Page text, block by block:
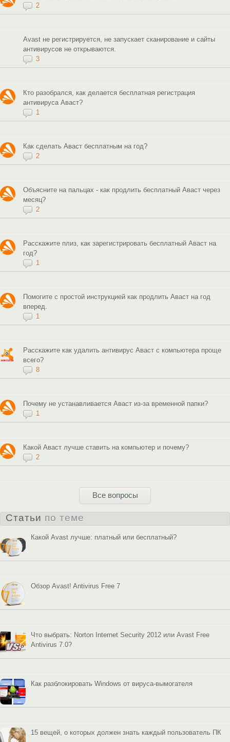
2
Avast не регистрируется, не запускает сканирование и сайты
антивирусов не открываются.
3
Кто разобрался, как делается бесплатная регистрация
антивируса Аваст?
1
Как сделать Аваст бесплатным на год?
2
Объясните на пальцах - как продлить бесплатный Аваст через
месяц?
2
Расскажите плиз, как зарегистрировать бесплатный Аваст на
год?
1
Помогите с простой инструкцией как продлить Аваст на год
вперед.
1
Расскажите как удалить антивирус Аваст с компьютера проще
всего?
8
Почему не устанавливается Аваст из-за временной папки?
1
Какой Аваст лучше ставить на компьютер и почему?
2
Все вопросы
Статьи по теме
Какой Avast лучше: платный или бесплатный?
Обзор Avast! Antivirus Free 7
Что выбрать: Norton Internet Security 2012 или Avast Free
Antivirus 7.0?
Как разблокировать Windows от вируса-вымогателя
15 вещей, о которых должен знать каждый пользователь ПК